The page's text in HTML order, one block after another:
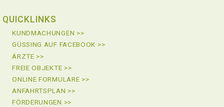
QUICKLINKS
KUNDMACHUNGEN >>
GÜSSING AUF FACEBOOK >>
ÄRZTE >>
FREIE OBJEKTE >>
ONLINE FORMULARE >>
ANFAHRTSPLAN >>
FÖRDERUNGEN >>